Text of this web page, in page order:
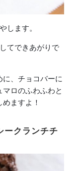
します。
てできあがりで
、チョコバーに
ロのふわふわと
ますよ！
ークランチチ